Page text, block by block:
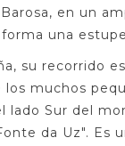
en un
una
su recorrido
muchos
lado Sur del
da Uz". Es